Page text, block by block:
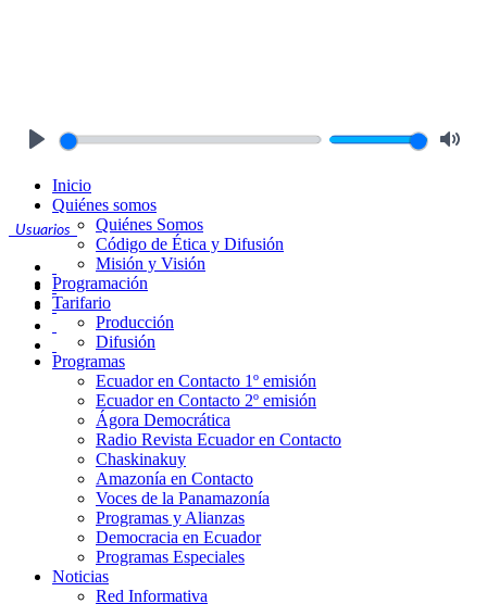
Usuarios
Inicio
Quiénes somos
Quiénes Somos
Código de Ética y Difusión
Misión y Visión
Programación
Tarifario
Producción
Difusión
Programas
Ecuador en Contacto 1º emisión
Ecuador en Contacto 2º emisión
Ágora Democrática
Radio Revista Ecuador en Contacto
Chaskinakuy
Amazonía en Contacto
Voces de la Panamazonía
Programas y Alianzas
Democracia en Ecuador
Programas Especiales
Noticias
Red Informativa